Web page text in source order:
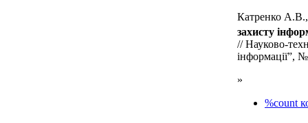
Катренко
захисту
// Науково-
інформації”,
»
%count